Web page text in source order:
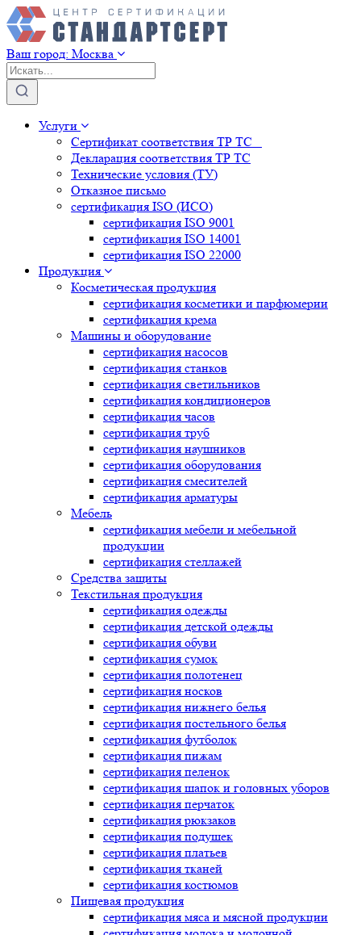
Ваш город: Москва
Услуги
Сертификат соответствия ТР ТС
Декларация соответствия ТР ТС
Технические условия (ТУ)
Отказное письмо
сертификация ISO (ИСО)
сертификация ISO 9001
сертификация ISO 14001
сертификация ISO 22000
Продукция
Косметическая продукция
сертификация косметики и парфюмерии
сертификация крема
Машины и оборудование
сертификация насосов
сертификация станков
сертификация светильников
сертификация кондиционеров
сертификация часов
сертификация труб
сертификация наушников
сертификация оборудования
сертификация смесителей
сертификация арматуры
Мебель
сертификация мебели и мебельной
продукции
сертификация стеллажей
Средства защиты
Текстильная продукция
сертификация одежды
сертификация детской одежды
сертификация обуви
сертификация сумок
сертификация полотенец
сертификация носков
сертификация нижнего белья
сертификация постельного белья
сертификация футболок
сертификация пижам
сертификация пеленок
сертификация шапок и головных уборов
сертификация перчаток
сертификация рюкзаков
сертификация подушек
сертификация платьев
сертификация тканей
сертификация костюмов
Пищевая продукция
сертификация мяса и мясной продукции